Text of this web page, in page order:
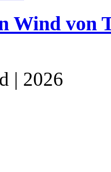
Wind von
| 2026